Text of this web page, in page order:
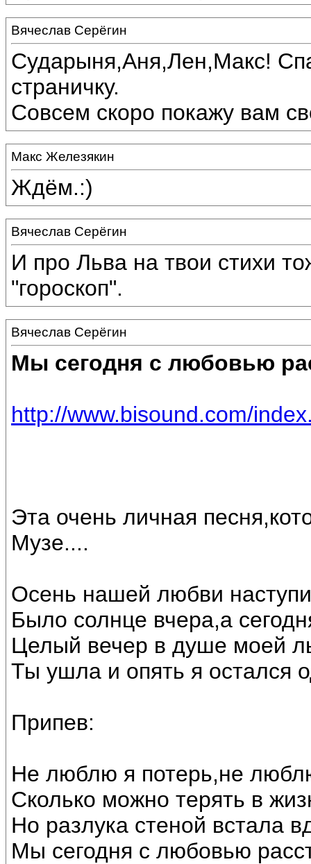
Вячеслав Серёгин
Сударыня,Аня,Лен,Макс!
страничку.
Совсем скоро покажу вам
Макс Железякин
Ждём.:)
Вячеслав Серёгин
И про Льва на твои стихи
"гороскоп".
Вячеслав Серёгин
Мы сегодня с любовью
http://www.bisound.com/
Эта очень личная
Музе....
Осень нашей любви
Было солнце вчера,а
Целый вечер в душе моей
Ты ушла и опять я остался
Припев:
Не люблю я потерь,не
Сколько можно терять в
Но разлука стеной встала
Мы сегодня с любовью